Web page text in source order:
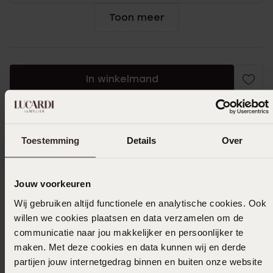
Toestemming Details Over
Jouw voorkeuren
Wij gebruiken altijd functionele en analytische cookies. Ook
willen we cookies plaatsen en data verzamelen om de
communicatie naar jou makkelijker en persoonlijker te
maken. Met deze cookies en data kunnen wij en derde
partijen jouw internetgedrag binnen en buiten onze website
Toon meer
In winkelmand
Ook leuk voor jou